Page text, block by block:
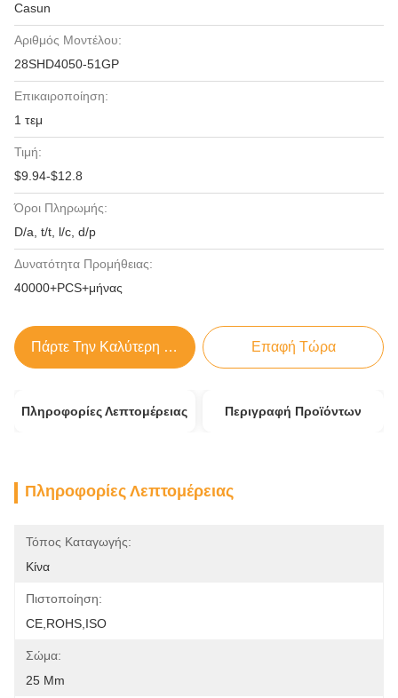
Casun
Αριθμός Μοντέλου:
28SHD4050-51GP
Επικαιροποίηση:
1 τεμ
Τιμή:
$9.94-$12.8
Όροι Πληρωμής:
D/a, t/t, l/c, d/p
Δυνατότητα Προμήθειας:
40000+PCS+μήνας
Πάρτε Την Καλύτερη Τιμή Επαφή Τώρα
Πληροφορίες Λεπτομέρειας Περιγραφή Προϊόντων
Πληροφορίες Λεπτομέρειας
Τόπος Καταγωγής:
Κίνα
Πιστοποίηση:
CE,ROHS,ISO
Σώμα:
25 Mm